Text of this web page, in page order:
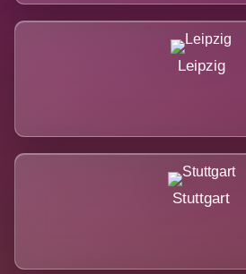
Leipzig
Stuttgart